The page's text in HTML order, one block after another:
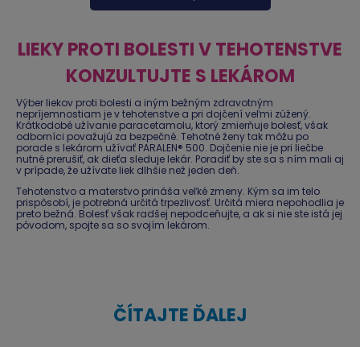
LIEKY PROTI BOLESTI V TEHOTENSTVE
KONZULTUJTE S LEKÁROM
Výber liekov proti bolesti a iným bežným zdravotným
nepríjemnostiam je v tehotenstve a pri dojčení veľmi zúžený.
Krátkodobé užívanie paracetamolu, ktorý zmierňuje bolesť, však
odborníci považujú za bezpečné. Tehotné ženy tak môžu po
porade s lekárom užívať PARALEN® 500. Dojčenie nie je pri liečbe
nutné prerušiť, ak dieťa sleduje lekár. Poradiť by ste sa s ním mali aj
v prípade, že užívate liek dlhšie než jeden deň.
Tehotenstvo a materstvo prináša veľké zmeny. Kým sa im telo
prispôsobí, je potrebná určitá trpezlivosť. Určitá miera nepohodlia je
preto bežná. Bolesť však radšej nepodceňujte, a ak si nie ste istá jej
pôvodom, spojte sa so svojím lekárom.
ČÍTAJTE ĎALEJ